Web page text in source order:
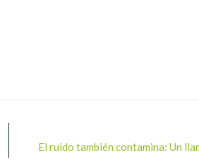
El ruido también contamina: Un